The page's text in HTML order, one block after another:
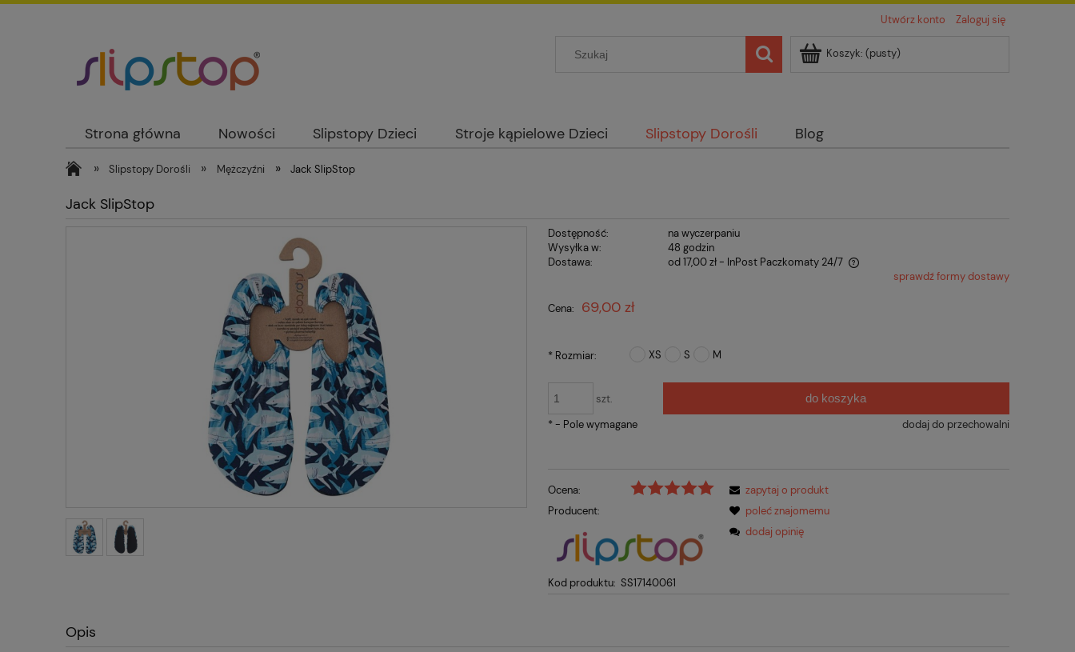
Utwórz konto Zaloguj się
Koszyk: (pusty)
Strona główna Nowości Slipstopy Dzieci Stroje kąpielowe Dzieci Slipstopy Dorośli Blog
» Slipstopy Dorośli » Mężczyźni » Jack SlipStop
Jack SlipStop
Dostępność:
na wyczerpaniu
Wysyłka w:
48 godzin
Dostawa:
od 17,00 zł- InPost Paczkomaty 24/7
sprawdź formy dostawy
Cena: 69,00 zł
*Rozmiar: XS S M
szt.
do koszyka
dodaj do przechowalni
*- Pole wymagane
Ocena:
Producent:
Kod produktu: SS17140061
zapytaj o produkt
poleć znajomemu
dodaj opinię
Opis